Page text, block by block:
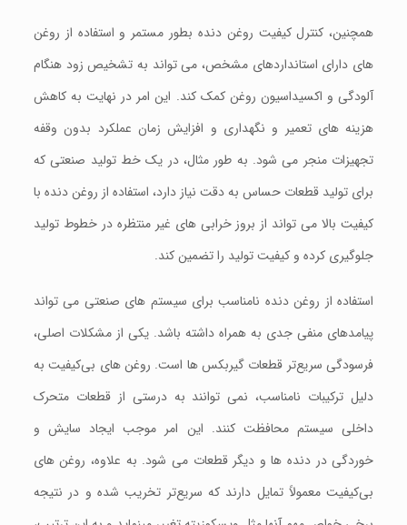
همچنین، کنترل کیفیت روغن دنده بطور مستمر و استفاده از روغن‌
های دارای استانداردهای مشخص، می‌ تواند به تشخیص زود هنگام
آلودگی و اکسیداسیون روغن کمک کند. این امر در نهایت به کاهش
هزینه‌ های تعمیر و نگهداری و افزایش زمان عملکرد بدون وقفه
تجهیزات منجر می‌ شود. به‌ طور مثال، در یک خط تولید صنعتی که
برای تولید قطعات حساس به دقت نیاز دارد، استفاده از روغن دنده با
کیفیت بالا می‌ تواند از بروز خرابی‌ های غیر منتظره در خطوط تولید
جلوگیری کرده و کیفیت تولید را تضمین کند.
استفاده از روغن دنده نامناسب برای سیستم‌ های صنعتی می‌ تواند
پیامدهای منفی جدی به همراه داشته باشد. یکی از مشکلات اصلی،
فرسودگی سریع‌تر قطعات گیربکس ها است. روغن‌ های بی‌کیفیت به
دلیل ترکیبات نامناسب، نمی‌ توانند به‌ درستی از قطعات متحرک
داخلی سیستم محافظت کنند. این امر موجب ایجاد سایش و
خوردگی در دنده‌ ها و دیگر قطعات می‌ شود. به‌ علاوه، روغن‌ های
بی‌کیفیت معمولاً تمایل دارند که سریع‌تر تخریب شده و در نتیجه